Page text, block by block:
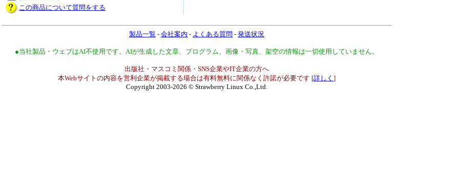
この商品について質問をする
製品一覧 - 会社案内 - よくある質問 - 発送状況
●当社製品・ウェブはAI不使用です。AIが生成した文章、プログラム、画像・写真、架空の情報は一切使用していません。
出版社・マスコミ関係・SNS企業やIT企業の方へ
本Webサイトの内容を営利企業が掲載する場合は有料無料に関係なく許諾が必要です [詳しく ]
Copyright 2003-2026 © Strawberry Linux Co.,Ltd.